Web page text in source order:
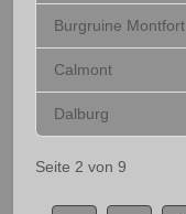
Burgruine Montfort
Calmont
Dalburg
Seite 2 von 9